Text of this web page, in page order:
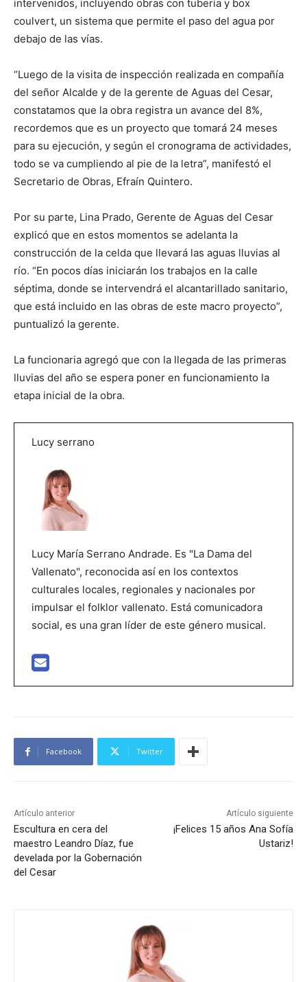
intervenidos, incluyendo obras con tubería y box
coulvert, un sistema que permite el paso del agua por
debajo de las vías.
“Luego de la visita de inspección realizada en compañía
del señor Alcalde y de la gerente de Aguas del Cesar,
constatamos que la obra registra un avance del 8%,
recordemos que es un proyecto que tomará 24 meses
para su ejecución, y según el cronograma de actividades,
todo se va cumpliendo al pie de la letra”, manifestó el
Secretario de Obras, Efraín Quintero.
Por su parte, Lina Prado, Gerente de Aguas del Cesar
explicó que en estos momentos se adelanta la
construcción de la celda que llevará las aguas lluvias al
río. “En pocos días iniciarán los trabajos en la calle
séptima, donde se intervendrá el alcantarillado sanitario,
que está incluido en las obras de este macro proyecto”,
puntualizó la gerente.
La funcionaria agregó que con la llegada de las primeras
lluvias del año se espera poner en funcionamiento la
etapa inicial de la obra.
Lucy serrano
Lucy María Serrano Andrade. Es "La Dama del
Vallenato", reconocida así en los contextos
culturales locales, regionales y nacionales por
impulsar el folklor vallenato. Está comunicadora
social, es una gran líder de este género musical.
Facebook Twitter
Artículo anterior
Escultura en cera del
maestro Leandro Díaz, fue
develada por la Gobernación
del Cesar
Artículo siguiente
¡Felices 15 años Ana Sofía
Ustariz!